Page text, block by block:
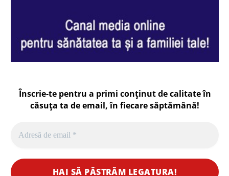
Înscrie-te pentru a primi conținut de calitate în
căsuța ta de email, în fiecaresăptămână!